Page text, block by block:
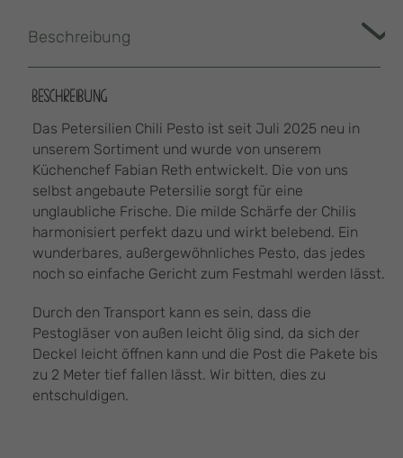
Beschreibung
BESCHREIBUNG
Das Petersilien Chili Pesto ist seit Juli 2025 neu in
unserem Sortiment und wurde von unserem
Küchenchef Fabian Reth entwickelt. Die von uns
selbst angebaute Petersilie sorgt für eine
unglaubliche Frische. Die milde Schärfe der Chilis
harmonisiert perfekt dazu und wirkt belebend. Ein
wunderbares, außergewöhnliches Pesto, das jedes
noch so einfache Gericht zum Festmahl werden lässt.
Durch den Transport kann es sein, dass die
Pestogläser von außen leicht ölig sind, da sich der
Deckel leicht öffnen kann und die Post die Pakete bis
zu 2 Meter tief fallen lässt. Wir bitten, dies zu
entschuldigen.